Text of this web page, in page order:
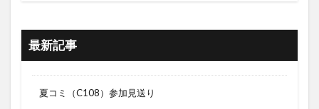
最新記事
夏コミ（C108）参加見送り